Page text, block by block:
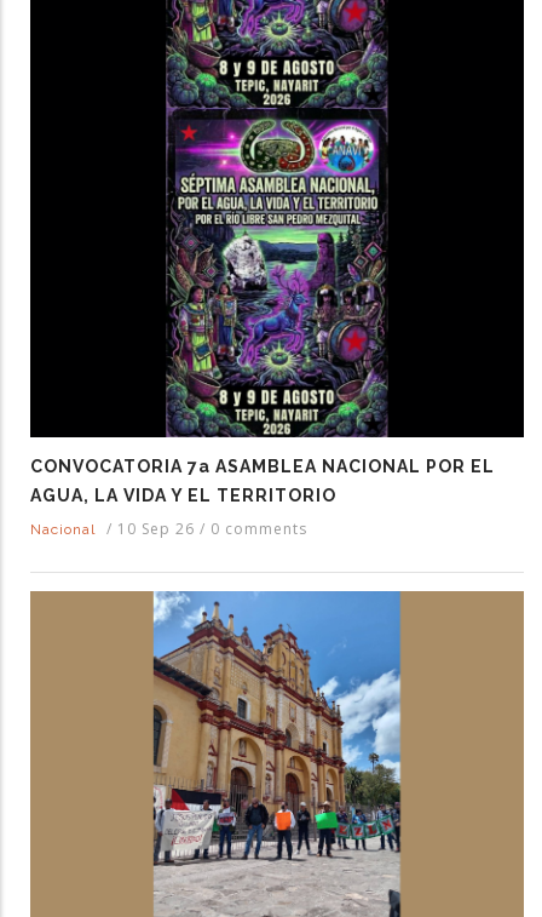
CONVOCATORIA 7a ASAMBLEA NACIONAL POR EL
AGUA, LA VIDA Y EL TERRITORIO
Nacional / 10 Sep 26 / 0 comments